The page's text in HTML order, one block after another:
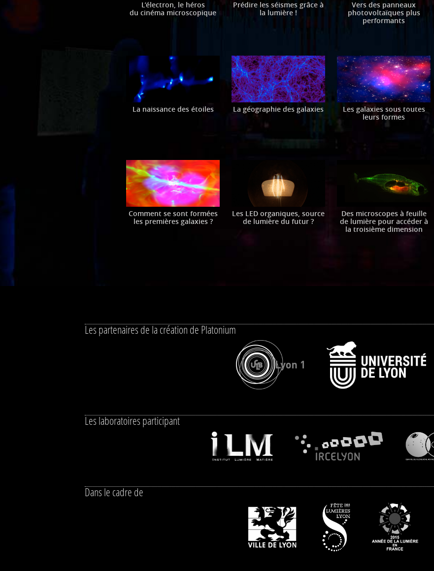
L’électron, le héros
du cinéma microscopique
Prédire les séismes grâce à
la lumière !
Vers des panneaux
photovoltaïques plus
performants
La naissance des étoiles La géographie des galaxies
Les galaxies sous toutes
leurs formes
Comment se sont formées
les premières galaxies ?
Les LED organiques, source
de lumière du futur ?
Des microscopes à feuille
de lumière pour accéder à
la troisième dimension
Les partenaires de la création de Platonium
Les laboratoires participant
Dans le cadre de